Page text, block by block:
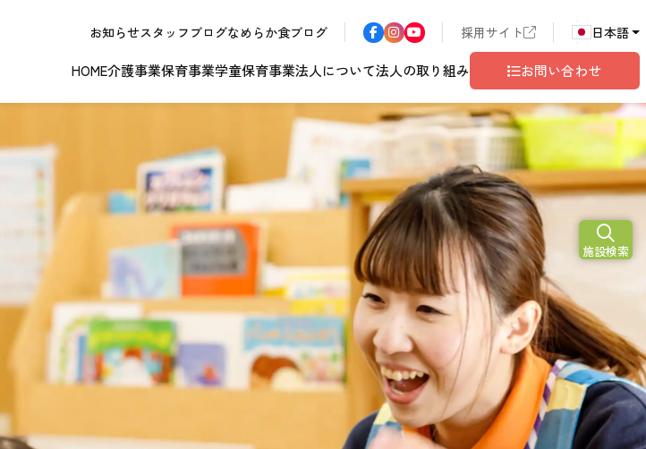
お知らせスタッフブログなめらか食ブログ 採用サイト 日本語
HOME介護事業
江南エリア 岐阜エリア 長野エリア 東京都世田谷
複数条件検索
リハビリを受けたい
高齢者向けの部屋を借りたい
保育事業
前こども園 ジョイフル多治見こども園
サン・サンこども園
グレイスフル塩尻
学童保育事業法人について
理念 / クレド ロゴマークの由来
革 処遇改善加算について
法人の取り組み
ポリシー 介護記録システム 地域共生
ンター 福祉リンク集
お問い合わせ
に関する
退職者実務経歴書
発行申請
ハラスメント
相談窓口
OPEN
2026年
10月
開設予定
施設検索